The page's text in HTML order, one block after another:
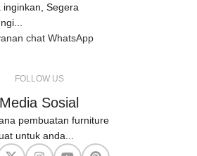
Segera
chat WhatsApp
FOLLOW US
Media Sosial
pembuatan furniture
untuk anda...